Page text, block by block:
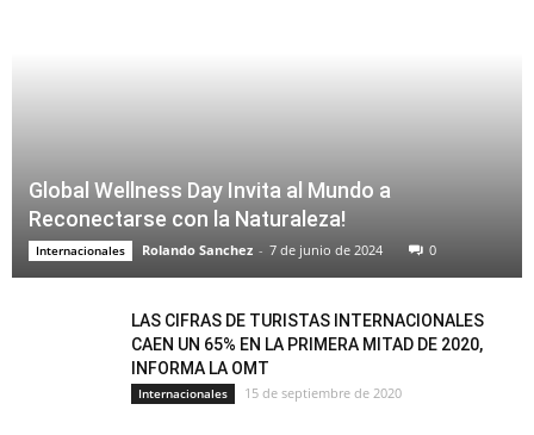
Global Wellness Day Invita al Mundo a
Reconectarse con la Naturaleza!
Internacionales Rolando Sanchez - 7 de junio de 2024 0
LAS CIFRAS DE TURISTAS INTERNACIONALES
CAEN UN 65% EN LA PRIMERA MITAD DE 2020,
INFORMA LA OMT
Internacionales 15 de septiembre de 2020